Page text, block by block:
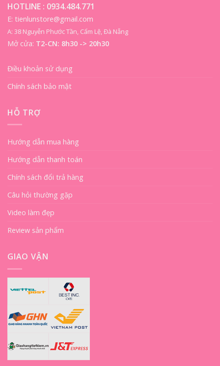
HOTLINE : 0934.484.771
E: tienlunstore@gmail.com
A: 38 Nguyễn Phước Tần, Cẩm Lệ, Đà Nẵng
Mở cửa: T2-CN: 8h30 -> 20h30
Điều khoản sử dụng
Chính sách bảo mật
HỖ TRỢ
Hướng dẫn mua hàng
Hướng dẫn thanh toán
Chính sách đổi trả hàng
Câu hỏi thường gặp
Video làm đẹp
Review sản phẩm
GIAO VẬN